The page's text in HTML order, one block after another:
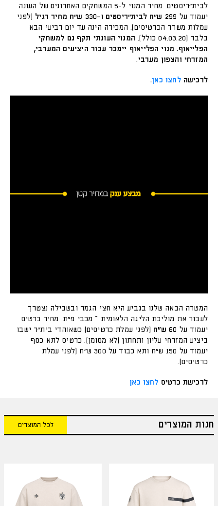
לבית״ריסטים. מחיר המנוי ל-5 המשחקים האחרונים של העונה
יעמוד על 299 ש״ח לבית״ריסטים ו-330 ש״ח מחיר רגיל
(לפני
עמלות משרד הכרטיסים). המכירה הינה עד יום רביעי הבא
בלבד (04.03.20 כולל).
המנוי העונתי תקף גם למשחקי
הפלייאוף. מנוי הפלייאוף יימכר עבור היציעים המערבי,
המזרחי והצפון מערבי.
לרכישהלחצו כאן.
המטרה הבאה שלנו בגביע היא חצי הגמר ובשבילה נצטרך
לעבור את מוליכת הליגה הלאומית – מכבי פ״ת. מחיר כרטיס
יעמוד על 60 ש"ח
(לפני עמלת כרטיסים) כשאוהדי בית"ר ישבו
ביציע המזרחי עליון ותחתון (לא מסומן). כרטיס לתא כסף
יעמוד על 150 ש"ח ותא כבוד על 300 ש"ח (לפני עמלת
כרטיסים).
לרכישת כרטיס לחצו כאן
חנות המוצרים לכל המוצרים